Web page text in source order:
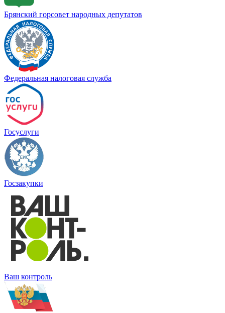
Брянский горсовет народных депутатов
Федеральная налоговая служба
Госуслуги
Госзакупки
Ваш контроль